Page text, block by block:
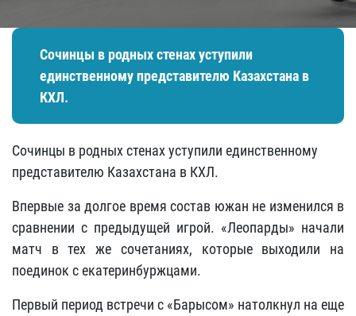
Сочинцы в родных стенах уступили
единственному представителю Казахстана в
КХЛ.
Сочинцы в родных стенах уступили единственному
представителю Казахстана в КХЛ.
Впервые за долгое время состав южан не изменился в
сравнении с предыдущей игрой. «Леопарды» начали
матч в тех же сочетаниях, которые выходили на
поединок с екатеринбуржцами.
Первый период встречи с «Барысом» натолкнул на еще